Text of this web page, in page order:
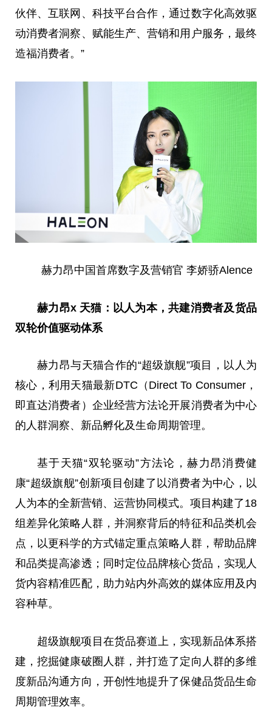
伙伴、互联网、科技平台合作，通过数字化高效驱
动消费者洞察、赋能生产、营销和用户服务，最终
造福消费者。”
赫力昂中国首席数字及营销官 李娇骄Alence
赫力昂x 天猫：以人为本，共建消费者及货品
双轮价值驱动体系
赫力昂与天猫合作的“超级旗舰”项目，以人为
核心，利用天猫最新DTC（Direct To Consumer，
即直达消费者）企业经营方法论开展消费者为中心
的人群洞察、新品孵化及生命周期管理。
基于天猫“双轮驱动”方法论，赫力昂消费健
康“超级旗舰”创新项目创建了以消费者为中心，以
人为本的全新营销、运营协同模式。项目构建了18
组差异化策略人群，并洞察背后的特征和品类机会
点，以更科学的方式锚定重点策略人群，帮助品牌
和品类提高渗透；同时定位品牌核心货品，实现人
货内容精准匹配，助力站内外高效的媒体应用及内
容种草。
超级旗舰项目在货品赛道上，实现新品体系搭
建，挖掘健康破圈人群，并打造了定向人群的多维
度新品沟通方向，开创性地提升了保健品货品生命
周期管理效率。